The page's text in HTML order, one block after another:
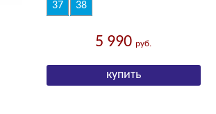
37 38
5 990руб.